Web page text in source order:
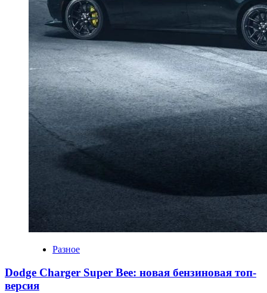
Разное
Dodge Charger Super Bee: новая бензиновая топ-
версия